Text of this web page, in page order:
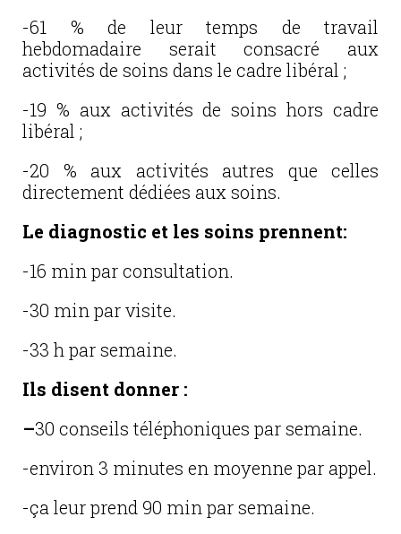
-61 % de leur temps de travail
hebdomadaire serait consacré aux
activités de soins dans le cadre libéral ;
-19 % aux activités de soins hors cadre
libéral ;
-20 % aux activités autres que celles
directement dédiées aux soins.
Le diagnostic et les soins prennent:
-16 min par consultation.
-30 min par visite.
-33 h par semaine.
Ils disent donner :
–30 conseils téléphoniques par semaine.
-environ 3 minutes en moyenne par appel.
-ça leur prend 90 min par semaine.